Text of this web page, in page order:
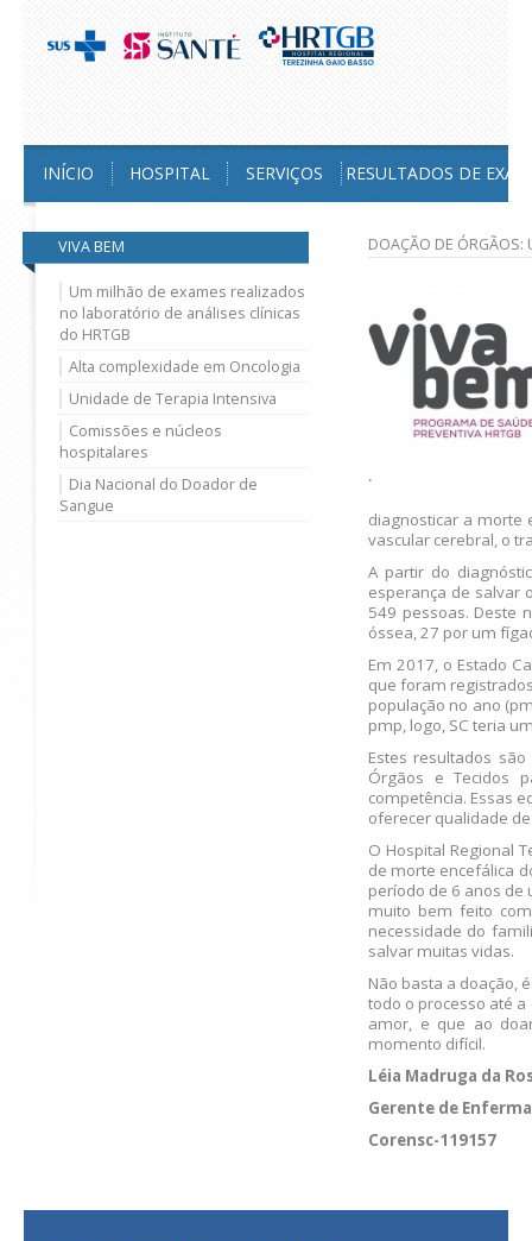
INÍCIO HOSPITAL SERVIÇOS RESULTADOS DE
VIVA BEM
Um milhão de exames realizados
no laboratório de análises clínicas
do HRTGB
Alta complexidade em Oncologia
Unidade de Terapia Intensiva
Comissões e núcleos
hospitalares
Dia Nacional do Doador de
Sangue
DOAÇÃO DE ÓRGÃOS:
.
diagnosticar a morte
vascular cerebral, o
A partir do
esperança de salvar
549 pessoas. Deste
óssea, 27 por um
Em 2017, o Estado
que foram
população no ano
pmp, logo, SC teria
Estes resultados
Órgãos e Tecidos
competência. Essas
oferecer qualidade
O Hospital Regional
de morte encefálica
período de 6 anos
muito bem feito
necessidade do
salvar muitas vidas.
Não basta a doação,
todo o processo até
amor, e que ao
momento difícil.
Léia Madruga da
Gerente de
Corensc-119157